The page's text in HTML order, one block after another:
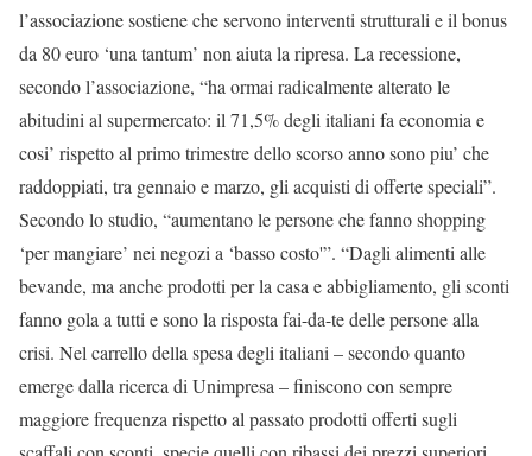
l’associazione sostiene che servono interventi strutturali e il bonus
da 80 euro ‘una tantum’ non aiuta la ripresa. La recessione,
secondo l’associazione, “ha ormai radicalmente alterato le
abitudini al supermercato: il 71,5% degli italiani fa economia e
cosi’ rispetto al primo trimestre dello scorso anno sono piu’ che
raddoppiati, tra gennaio e marzo, gli acquisti di offerte speciali”.
Secondo lo studio, “aumentano le persone che fanno shopping
‘per mangiare’ nei negozi a ‘basso costo'”. “Dagli alimenti alle
bevande, ma anche prodotti per la casa e abbigliamento, gli sconti
fanno gola a tutti e sono la risposta fai-da-te delle persone alla
crisi. Nel carrello della spesa degli italiani – secondo quanto
emerge dalla ricerca di Unimpresa – finiscono con sempre
maggiore frequenza rispetto al passato prodotti offerti sugli